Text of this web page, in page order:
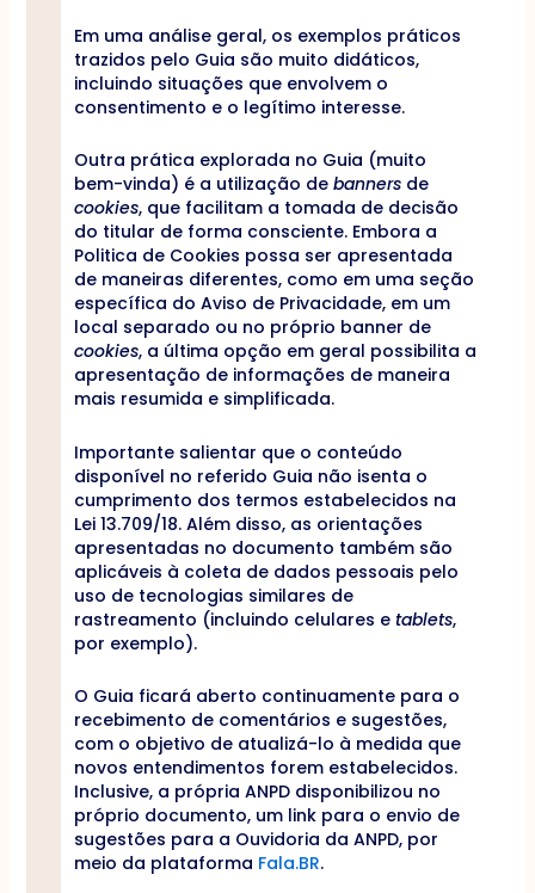
Em uma análise geral, os exemplos práticos
trazidos pelo Guia são muito didáticos,
incluindo situações que envolvem o
consentimento e o legítimo interesse.
Outra prática explorada no Guia (muito
bem-vinda) é a utilização de bannersde
cookies, que facilitam a tomada de decisão
do titular de forma consciente. Embora a
Politica de Cookies possa ser apresentada
de maneiras diferentes, como em uma seção
específica do Aviso de Privacidade, em um
local separado ou no próprio banner de
cookies, a última opção em geral possibilita a
apresentação de informações de maneira
mais resumida e simplificada.
Importante salientar que o conteúdo
disponível no referido Guia não isenta o
cumprimento dos termos estabelecidos na
Lei 13.709/18. Além disso, as orientações
apresentadas no documento também são
aplicáveis à coleta de dados pessoais pelo
uso de tecnologias similares de
rastreamento (incluindo celulares e tablets,
por exemplo).
O Guia ficará aberto continuamente para o
recebimento de comentários e sugestões,
com o objetivo de atualizá-lo à medida que
novos entendimentos forem estabelecidos.
Inclusive, a própria ANPD disponibilizou no
próprio documento, um link para o envio de
sugestões para a Ouvidoria da ANPD, por
meio da plataforma Fala.BR.